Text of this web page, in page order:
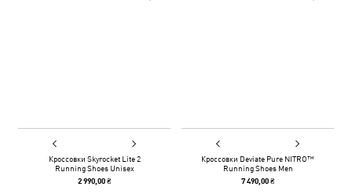
Кроссовки Skyrocket Lite 2
Running Shoes Unisex
2 990,00 ₴
Кроссовки Deviate Pure NITRO™
Running Shoes Men
7 490,00 ₴